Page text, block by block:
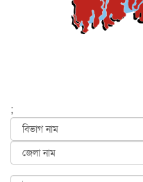
মাহম...
জাতীয়
হরমুজ নিয়ে
পৃথিবীর দিকে
আন্তর্জাতিক
কেনিয়ায় ১৫
;